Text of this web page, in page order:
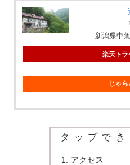
新潟県中
楽天トラ
じゃら
タップでき
アクセス